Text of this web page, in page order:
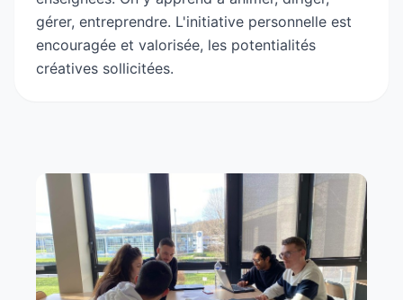
gérer, entreprendre. L'initiative personnelle est
encouragée et valorisée, les potentialités
créatives sollicitées.